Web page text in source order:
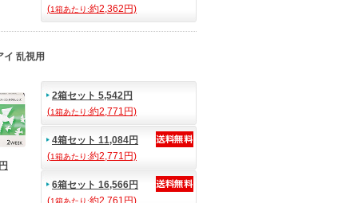
(1箱あたり:約2,362円)
イ 乱視用
2箱セット 5,542円
(1箱あたり:約2,771円)
4箱セット 11,084円
(1箱あたり:約2,771円)
6箱セット 16,566円
(1箱あたり:約2,761円)